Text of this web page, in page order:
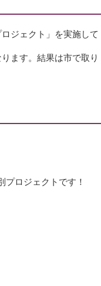
ジェクト」を実施して
ます。結果は市で取り
プロジェクトです！